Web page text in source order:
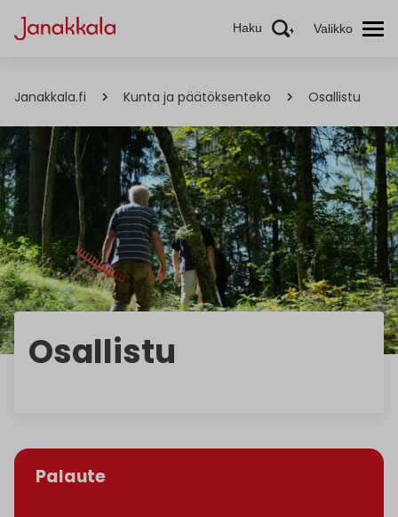
Haku Valikko
Janakkala.fi Kunta ja päätöksenteko Osallistu
Osallistu
Palaute